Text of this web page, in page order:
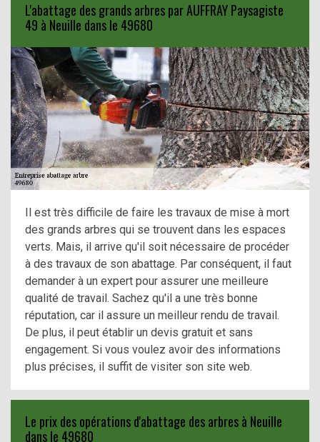
L'abattage des grands arbres par AUFFRAY Paysagiste
49 à Neuille dans le 49680
Il est très difficile de faire les travaux de mise à mort
des grands arbres qui se trouvent dans les espaces
verts. Mais, il arrive qu'il soit nécessaire de procéder
à des travaux de son abattage. Par conséquent, il faut
demander à un expert pour assurer une meilleure
qualité de travail. Sachez qu'il a une très bonne
réputation, car il assure un meilleur rendu de travail.
De plus, il peut établir un devis gratuit et sans
engagement. Si vous voulez avoir des informations
plus précises, il suffit de visiter son site web.
Le prix des opérations d'abattage des arbres à Neuille
dans le 49680